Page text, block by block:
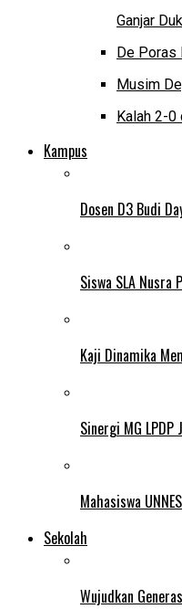
Ganjar
De Poras
Musim
Kalah 2-
Kampus
Dosen D3 Budi
Siswa SLA Nusra
Kaji Dinamika
Sinergi MG
Mahasiswa
Sekolah
Wujudkan